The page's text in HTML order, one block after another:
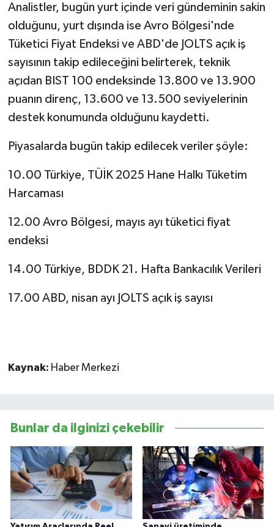
Analistler, bugün yurt içinde veri gündeminin sakin
olduğunu, yurt dışında ise Avro Bölgesi'nde
Tüketici Fiyat Endeksi ve ABD'de JOLTS açık iş
sayısının takip edileceğini belirterek, teknik
açıdan BIST 100 endeksinde 13.800 ve 13.900
puanın direnç, 13.600 ve 13.500 seviyelerinin
destek konumunda olduğunu kaydetti.
Piyasalarda bugün takip edilecek veriler şöyle:
10.00 Türkiye, TÜİK 2025 Hane Halkı Tüketim
Harcaması
12.00 Avro Bölgesi, mayıs ayı tüketici fiyat
endeksi
14.00 Türkiye, BDDK 21. Hafta Bankacılık Verileri
17.00 ABD, nisan ayı JOLTS açık iş sayısı
Kaynak: Haber Merkezi
Bunlar da ilginizi çekebilir